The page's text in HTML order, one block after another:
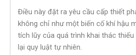
Điều này đặt ra yêu cầu cấp thiết
không chỉ như một biến cố khí hậu
tích lũy của quá trình khai thác
lại quy luật tự nhiên.